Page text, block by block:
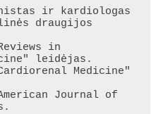
ir kardiologas
draugijos
in
leidėjas.
Medicine"
Journal of